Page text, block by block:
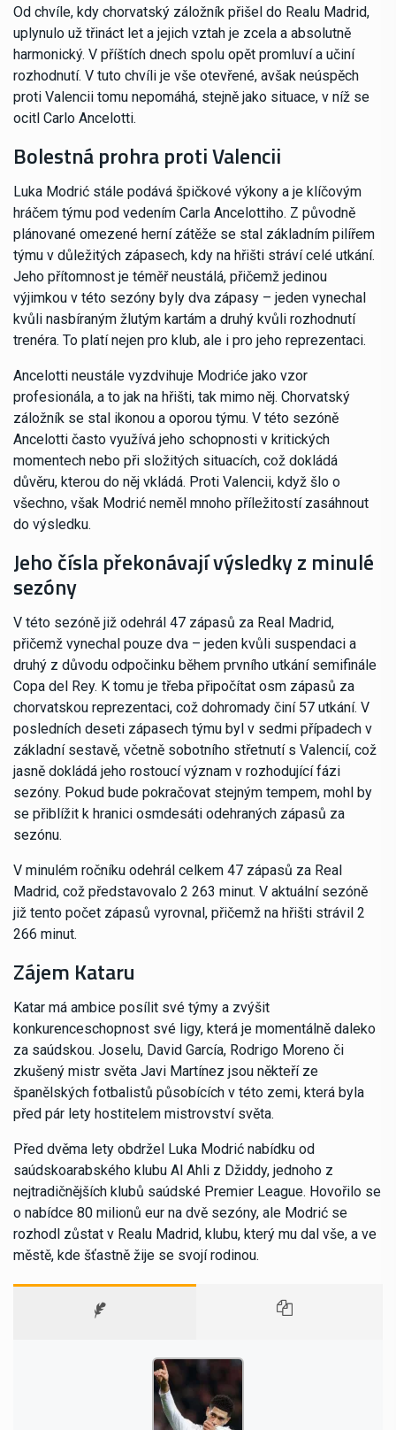
Od chvíle, kdy chorvatský záložník přišel do Realu Madrid,
uplynulo už třináct let a jejich vztah je zcela a absolutně
harmonický. V příštích dnech spolu opět promluví a učiní
rozhodnutí. V tuto chvíli je vše otevřené, avšak neúspěch
proti Valencii tomu nepomáhá, stejně jako situace, v níž se
ocitl Carlo Ancelotti.
Bolestná prohra proti Valencii
Luka Modrić stále podává špičkové výkony a je klíčovým
hráčem týmu pod vedením Carla Ancelottiho. Z původně
plánované omezené herní zátěže se stal základním pilířem
týmu v důležitých zápasech, kdy na hřišti stráví celé utkání.
Jeho přítomnost je téměř neustálá, přičemž jedinou
výjimkou v této sezóny byly dva zápasy – jeden vynechal
kvůli nasbíraným žlutým kartám a druhý kvůli rozhodnutí
trenéra. To platí nejen pro klub, ale i pro jeho reprezentaci.
Ancelotti neustále vyzdvihuje Modriće jako vzor
profesionála, a to jak na hřišti, tak mimo něj. Chorvatský
záložník se stal ikonou a oporou týmu. V této sezóně
Ancelotti často využívá jeho schopnosti v kritických
momentech nebo při složitých situacích, což dokládá
důvěru, kterou do něj vkládá. Proti Valencii, když šlo o
všechno, však Modrić neměl mnoho příležitostí zasáhnout
do výsledku.
Jeho čísla překonávají výsledky z minulé
sezóny
V této sezóně již odehrál 47 zápasů za Real Madrid,
přičemž vynechal pouze dva – jeden kvůli suspendaci a
druhý z důvodu odpočinku během prvního utkání semifinále
Copa del Rey. K tomu je třeba připočítat osm zápasů za
chorvatskou reprezentaci, což dohromady činí 57 utkání. V
posledních deseti zápasech týmu byl v sedmi případech v
základní sestavě, včetně sobotního střetnutí s Valencií, což
jasně dokládá jeho rostoucí význam v rozhodující fázi
sezóny. Pokud bude pokračovat stejným tempem, mohl by
se přiblížit k hranici osmdesáti odehraných zápasů za
sezónu.
V minulém ročníku odehrál celkem 47 zápasů za Real
Madrid, což představovalo 2 263 minut. V aktuální sezóně
již tento počet zápasů vyrovnal, přičemž na hřišti strávil 2
266 minut.
Zájem Kataru
Katar má ambice posílit své týmy a zvýšit
konkurenceschopnost své ligy, která je momentálně daleko
za saúdskou. Joselu, David García, Rodrigo Moreno či
zkušený mistr světa Javi Martínez jsou někteří ze
španělských fotbalistů působících v této zemi, která byla
před pár lety hostitelem mistrovství světa.
Před dvěma lety obdržel Luka Modrić nabídku od
saúdskoarabského klubu Al Ahli z Džiddy, jednoho z
nejtradičnějších klubů saúdské Premier League. Hovořilo se
o nabídce 80 milionů eur na dvě sezóny, ale Modrić se
rozhodl zůstat v Realu Madrid, klubu, který mu dal vše, a ve
městě, kde šťastně žije se svojí rodinou.